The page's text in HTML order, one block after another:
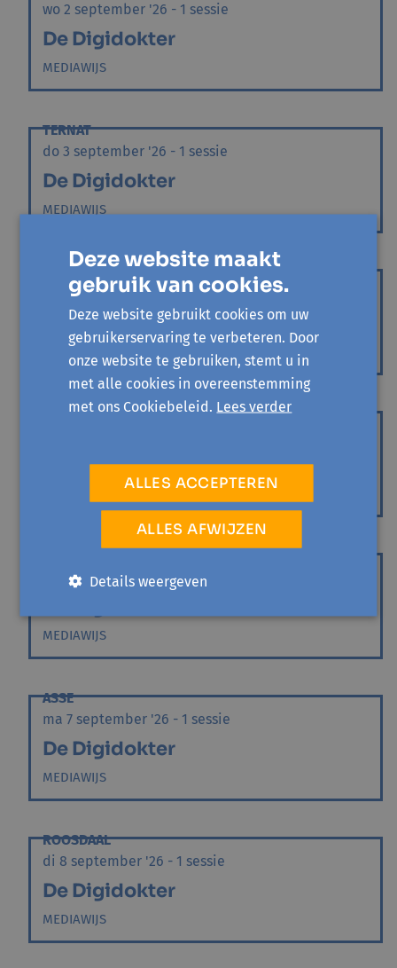
wo 2 september '26 - 1 sessie
De Digidokter
MEDIAWIJS
TERNAT
do 3 september '26 - 1 sessie
De Digidokter
MEDIAWIJS
LENNIK
vr 4 september '26 - 1 sessie
De Digidokter
MEDIAWIJS
PEPINGEN
De Digidokter
ma 7 september '26 - 1 sessie
MEDIAWIJS
ASSE
ma 7 september '26 - 1 sessie
De Digidokter
MEDIAWIJS
ROOSDAAL
di 8 september '26 - 1 sessie
De Digidokter
MEDIAWIJS
Deze website maakt
gebruik van cookies.
Deze website gebruikt cookies om uw
gebruikerservaring te verbeteren. Door
onze website te gebruiken, stemt u in
met alle cookies in overeenstemming
met ons Cookiebeleid. Lees verder
ALLES ACCEPTEREN
ALLES AFWIJZEN
Details weergeven